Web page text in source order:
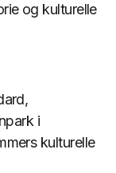
og kulturelle
i
kulturelle